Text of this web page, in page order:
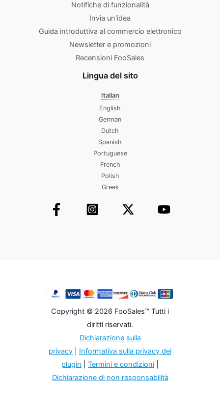
Notifiche di funzionalità
Invia un'idea
Guida introduttiva al commercio elettronico
Newsletter e promozioni
Recensioni FooSales
Lingua del sito
Italian
English
German
Dutch
Spanish
Portuguese
French
Polish
Greek
Copyright © 2026 FooSales™ Tutti i
diritti riservati.
Dichiarazione sulla
privacy
Informativa sulla privacy dei
plugin
Termini e condizioni
Dichiarazione di non responsabilità